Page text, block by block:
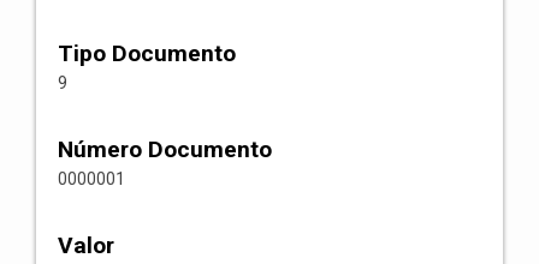
Tipo Documento
9
Número Documento
0000001
Valor